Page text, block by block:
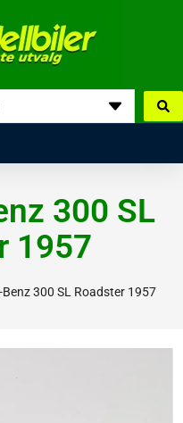
300 SL
1957
300 SL Roadster 1957